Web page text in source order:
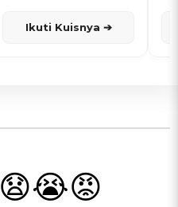
Ikuti Kuisnya ➔
😧😭😡